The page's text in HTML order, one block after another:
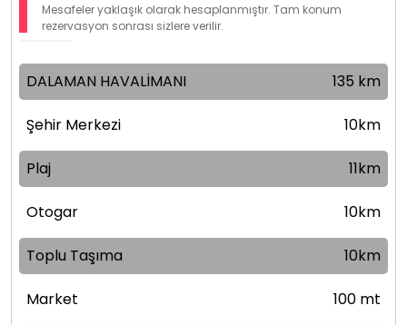
Mesafeler yaklaşık olarak hesaplanmıştır. Tam konum
rezervasyon sonrası sizlere verilir.
DALAMAN HAVALİMANI 135 km
Şehir Merkezi 10km
Plaj 11km
Otogar 10km
Toplu Taşıma 10km
Market 100 mt